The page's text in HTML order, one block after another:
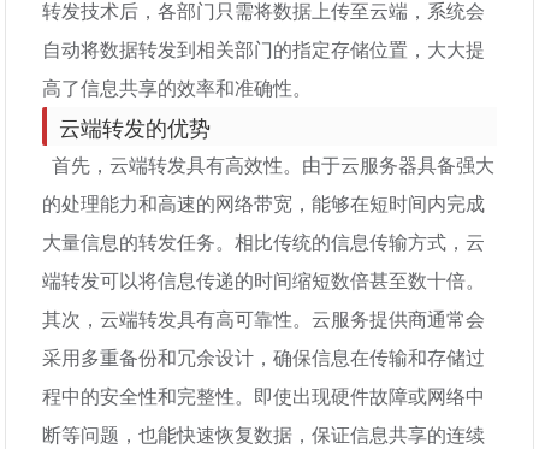
转发技术后，各部门只需将数据上传至云端，系统会
自动将数据转发到相关部门的指定存储位置，大大提
高了信息共享的效率和准确性。
云端转发的优势
首先，云端转发具有高效性。由于云服务器具备强大
的处理能力和高速的网络带宽，能够在短时间内完成
大量信息的转发任务。相比传统的信息传输方式，云
端转发可以将信息传递的时间缩短数倍甚至数十倍。
其次，云端转发具有高可靠性。云服务提供商通常会
采用多重备份和冗余设计，确保信息在传输和存储过
程中的安全性和完整性。即使出现硬件故障或网络中
断等问题，也能快速恢复数据，保证信息共享的连续